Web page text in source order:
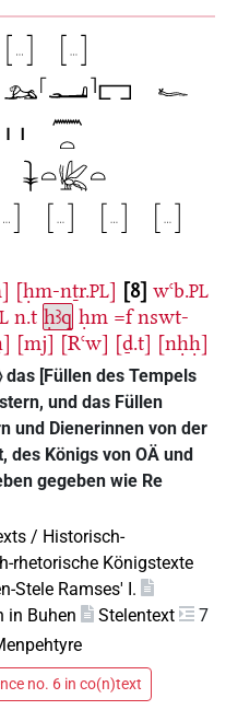
[ḥm-nṯr.PL] 8 wꜥb.PL
n.t ḥꜣq ḥm =f nswt-
[mj] [Rꜥw] [ḏ.t] [nḥḥ]
das [Füllen des Tempels
und das Füllen
und Dienerinnen von der
des Königs von OÄ und
gegeben wie Re
/ Historisch-
rhetorische Königstexte
Stele Ramses' I.
in Buhen
Stelentext
7
no. 6 in co(n)text